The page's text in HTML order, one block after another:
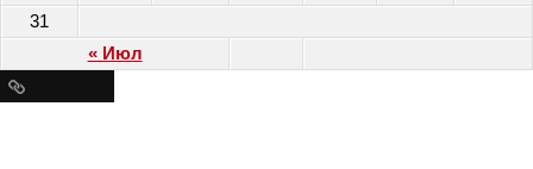
« Июл
31